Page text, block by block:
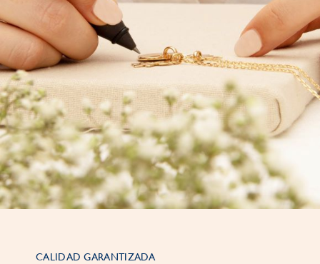
CALIDAD GARANTIZADA